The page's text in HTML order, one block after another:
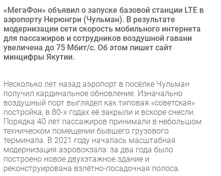
Интеграция
Рынок ПК
Маркетинг
Торговые сети
Оборудование
Outsourcing
Кадры
Регулирование
Финансы
Web
Безопасность
Инновации
«МегаФон» объявил о запуске базовой станции LTE в
аэропорту Нерюнгри (Чульман). В результате
модернизации сети скорость мобильного интернета
для пассажиров и сотрудников воздушной гавани
увеличена до 75 Мбит/с. Об этом пишет сайт
минцифры Якутии.
Несколько лет назад аэропорт в посёлке Чульман
получил кардинальное обновление. Изначально
воздушный порт выглядел как типовая «советская»
постройка, в 80-х годах её закрыли и вскоре снесли.
Порядка 40 лет пассажиров принимали в небольшом
техническом помещении бывшего грузового
терминала. В 2021 году началась масштабная
модернизация аэровокзала: за два года было
построено новое двухэтажное здание и
реконструирована взлётно-посадочная полоса.